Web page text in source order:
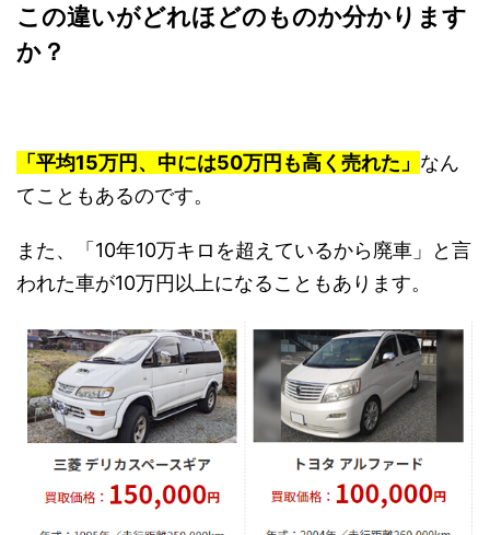
この違いがどれほどのものか分かります
か？
「平均15万円、中には50万円も高く売れた」 なん
てこともあるのです。
また、「10年10万キロを超えているから廃車」と言
われた車が10万円以上になることもあります。